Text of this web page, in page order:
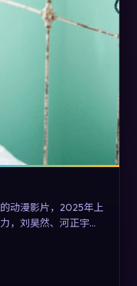
动漫影片，2025年上
，刘昊然、河正宇与
以多线叙事拼贴都市
格与演员阵容的观众